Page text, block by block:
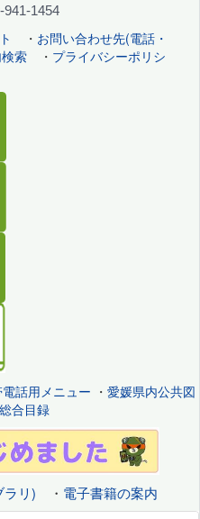
1454
・ お問い合わせ先(電話・
索 ・ プライバシーポリシ
話用メニュー ・ 愛媛県内公共図
合目録
ラリ) ・ 電子書籍の案内